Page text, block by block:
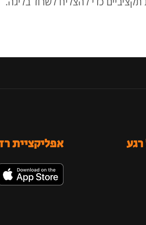
אפליקציית